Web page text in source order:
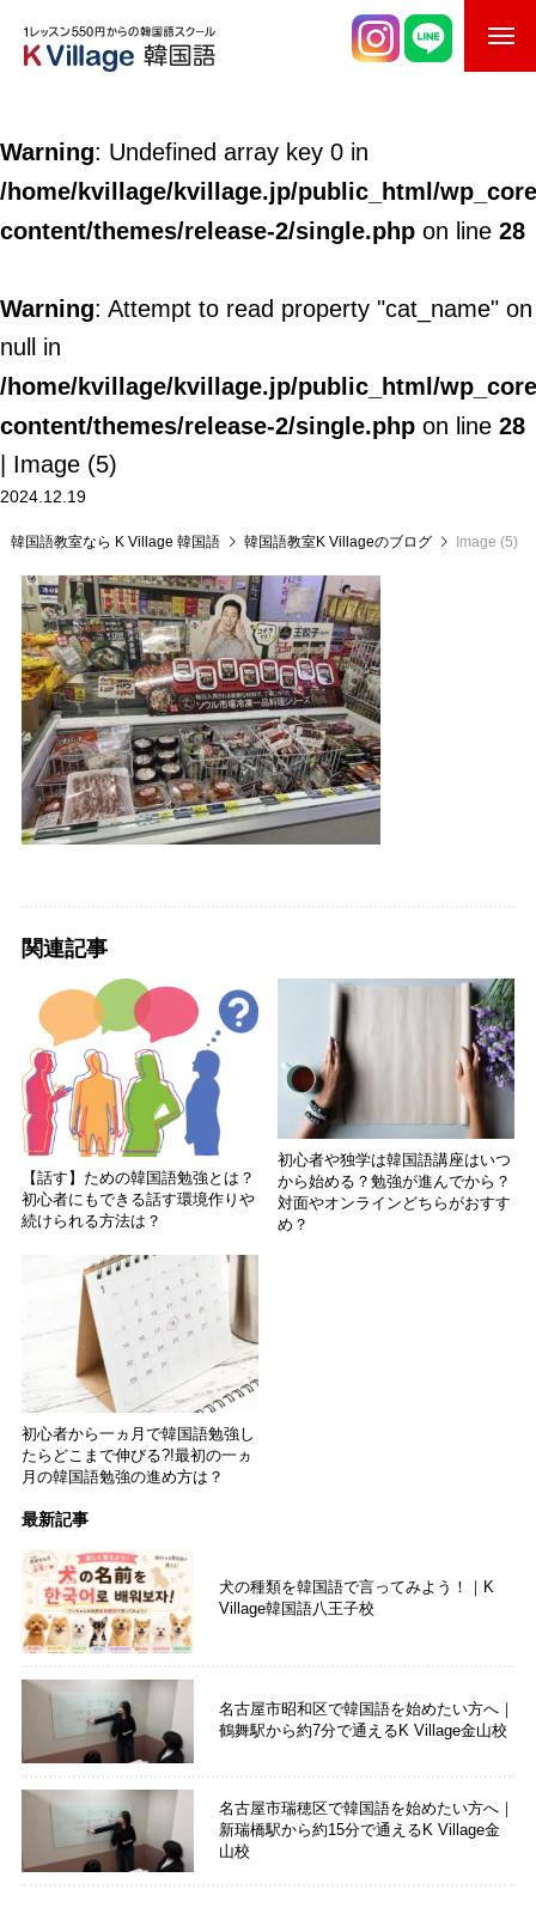
ご入校までの流れ
韓国語講師紹介
K Village韓国留学
韓国語お役立ちコラム
Warning: Undefined array key 0 in
/home/kvillage/kvillage.jp/public_html/
content/themes/release-2/single.php on line 28
Warning: Attempt to read property "cat_name" on
null in
/home/kvillage/kvillage.jp/public_html/
content/themes/release-2/single.php on line 28
| Image (5)
2024.12.19
韓国語教室なら K Village 韓国語 韓国語教室K Villageのブログ Image (5)
関連記事
【話す】ための韓国語勉強とは？
初心者にもできる話す環境作りや
続けられる方法は？
初心者や独学は韓国語講座はいつ
から始める？勉強が進んでから？
対面やオンラインどちらがおすす
め？
初心者から一ヵ月で韓国語勉強し
たらどこまで伸びる?!最初の一ヵ
月の韓国語勉強の進め方は？
最新記事
犬の種類を韓国語で言ってみよう！｜K
Village韓国語八王子校
名古屋市昭和区で韓国語を始めたい方へ｜
鶴舞駅から約7分で通えるK Village金山校
名古屋市瑞穂区で韓国語を始めたい方へ｜
新瑞橋駅から約15分で通えるK Village金
山校